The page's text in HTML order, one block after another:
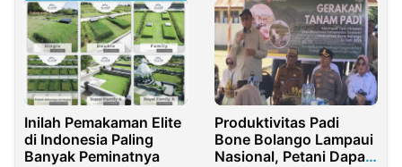
Inilah Pemakaman Elite
di Indonesia Paling
Banyak Peminatnya
Produktivitas Padi
Bone Bolango Lampaui
Nasional, Petani Dapat